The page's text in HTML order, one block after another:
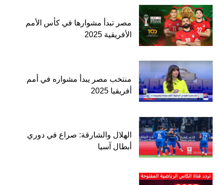
مصر تبدأ مشوارها في كأس الأمم
الأفريقية 2025
منتخب مصر يبدأ مشواره في أمم
أفريقيا 2025
الهلال والشارقة: صراع في دوري
أبطال آسيا